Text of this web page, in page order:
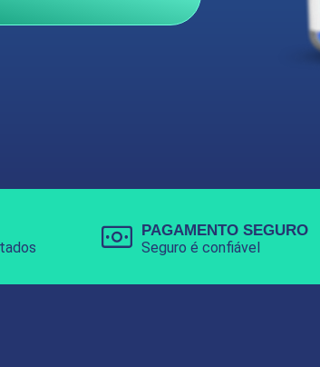
PAGAMENTO SEGURO
Seguro é confiável